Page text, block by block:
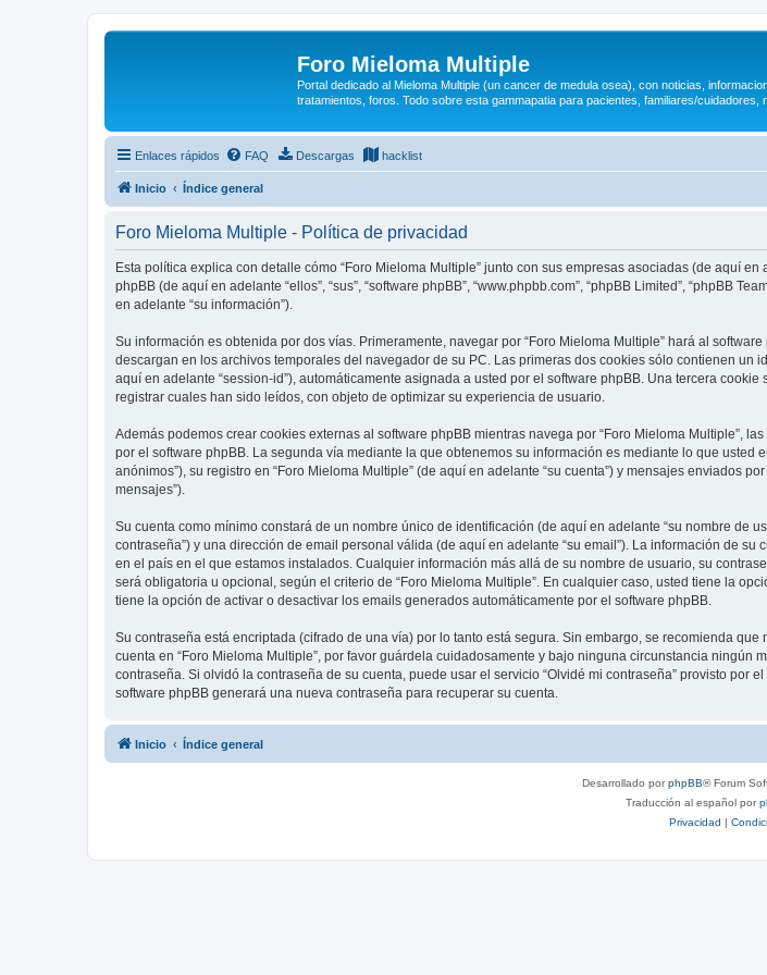
Foro Mieloma Multiple
Portal dedicado al Mieloma Multiple (un cancer de medula osea), con noticias,
tratamientos, foros. Todo sobre esta gammapatia para pacientes, familiares/cuidadores,
Enlaces rápidos FAQ Descargas hacklist
Inicio Índice general
Foro Mieloma Multiple - Política de privacidad
Esta política explica con detalle cómo “Foro Mieloma Multiple” junto con sus empresas asociadas (de aquí en
phpBB (de aquí en adelante “ellos”, “sus”, “software phpBB”, “www.phpbb.com”, “phpBB Limited”, “phpBB
en adelante “su información”).
Su información es obtenida por dos vías. Primeramente, navegar por “Foro Mieloma Multiple” hará al
descargan en los archivos temporales del navegador de su PC. Las primeras dos cookies sólo contienen
aquí en adelante “session-id”), automáticamente asignada a usted por el software phpBB. Una tercera
registrar cuales han sido leídos, con objeto de optimizar su experiencia de usuario.
Además podemos crear cookies externas al software phpBB mientras navega por “Foro Mieloma Multiple”,
por el software phpBB. La segunda vía mediante la que obtenemos su información es mediante lo que
anónimos”), su registro en “Foro Mieloma Multiple” (de aquí en adelante “su cuenta”) y mensajes enviados
mensajes”).
Su cuenta como mínimo constará de un nombre único de identificación (de aquí en adelante “su nombre de
contraseña”) y una dirección de email personal válida (de aquí en adelante “su email”). La información de
en el país en el que estamos instalados. Cualquier información más allá de su nombre de usuario, su
será obligatoria u opcional, según el criterio de “Foro Mieloma Multiple”. En cualquier caso, usted tiene la
tiene la opción de activar o desactivar los emails generados automáticamente por el software phpBB.
Su contraseña está encriptada (cifrado de una vía) por lo tanto está segura. Sin embargo, se recomienda
cuenta en “Foro Mieloma Multiple”, por favor guárdela cuidadosamente y bajo ninguna circunstancia ningún
contraseña. Si olvidó la contraseña de su cuenta, puede usar el servicio “Olvidé mi contraseña” provisto
software phpBB generará una nueva contraseña para recuperar su cuenta.
Inicio Índice general
Desarrollado porphpBB® Forum
Traducción al español por
Privacidad |